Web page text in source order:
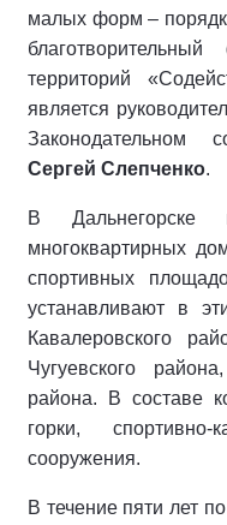
малых форм –
территорий
является
Законодательном
Сергей Слепченко.
В Дальнегорске
многоквартирных
спортивных
устанавливают в
Кавалеровского
Чугуевского
района. В составе
горки,
сооружения.
В течение пяти лет